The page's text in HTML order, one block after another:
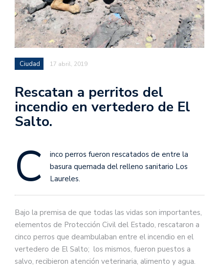
Ciudad 17 abril, 2019
Rescatan a perritos del
incendio en vertedero de El
Salto.
C
inco perros fueron rescatados de entre la
basura quemada del relleno sanitario Los
Laureles.
Bajo la premisa de que todas las vidas son importantes,
elementos de Protección Civil del Estado, rescataron a
cinco perros que deambulaban entre el incendio en el
vertedero de El Salto; los mismos, fueron puestos a
salvo, recibieron atención veterinaria, alimento y agua.